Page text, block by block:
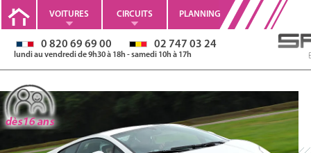
VOITURES CIRCUITS PLANNING
0 820 69 69 00 02 747 03 24
lundi au vendredi de 9h30 à 18h - samedi 10h à 17h